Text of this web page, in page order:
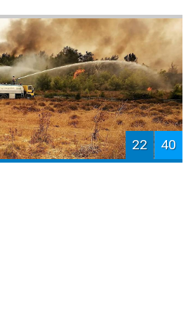
22 40